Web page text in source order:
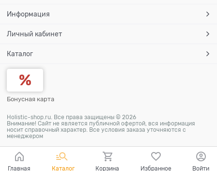
Информация
Личный кабинет
Каталог
Бонусная карта
Holistic-shop.ru. Все права защищены © 2026
Внимание! Сайт не является публичной офертой, вся информация
носит справочный характер. Все условия заказа уточняются с
менеджером
Главная Каталог Корзина Избранное Войти